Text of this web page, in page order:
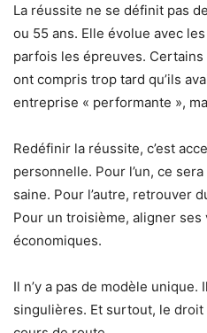
La réussite ne se définit pas
ou 55 ans. Elle évolue avec
parfois les épreuves.
ont compris trop tard qu’ils
entreprise « performante »,
Redéfinir la réussite, c’est
personnelle. Pour l’un, ce
saine. Pour l’autre, retrouver
Pour un troisième, aligner
économiques.
Il n’y a pas de modèle unique.
singulières. Et surtout, le